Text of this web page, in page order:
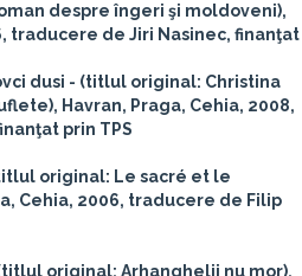
despre îngeri şi moldoveni),
traducere de Jiri Nasinec, finanţat
dusi - (titlul original: Christina
Havran, Praga, Cehia, 2008,
prin TPS
original: Le sacré et le
Cehia, 2006, traducere de Filip
original: Arhanghelii nu mor),